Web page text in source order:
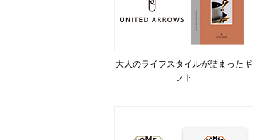
大人のライフスタイルが詰まったギ
フト